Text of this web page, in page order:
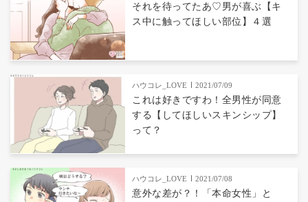
それを待ってたあ♡男が喜ぶ【キ
ス中に触ってほしい部位】４選
ハウコレ_LOVE 2021/07/09
これは好きですわ！全男性が同意
する【してほしいスキンシップ】
って？
ハウコレ_LOVE 2021/07/08
意外な差が？！「本命女性」と